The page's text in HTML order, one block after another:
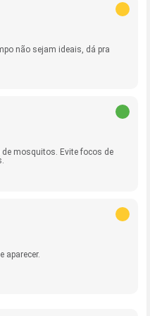
não sejam ideais, dá pra
de mosquitos. Evite focos de
aparecer.